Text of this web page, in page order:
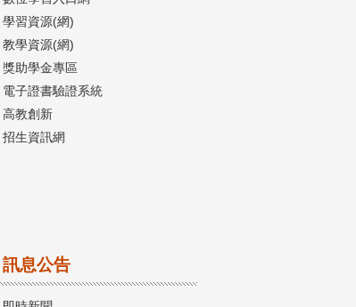
學習資源(網)
教學資源(網)
獎助學金專區
電子證書驗證系統
高教創新
招生資訊網
訊息公告